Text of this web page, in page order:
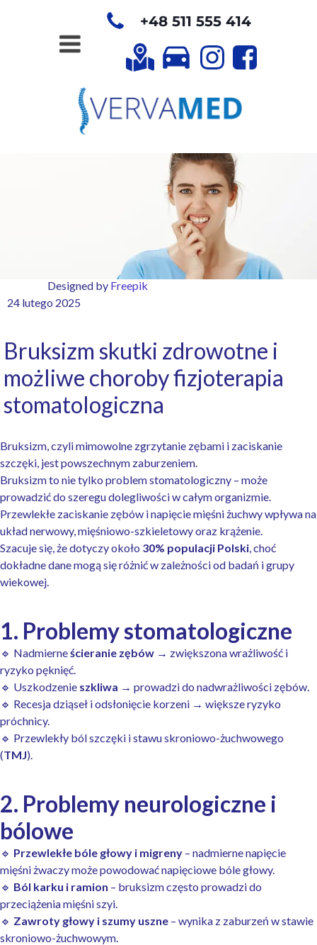
+48 511 555 414
24 lutego 2025
Designed by Freepik
Bruksizm skutki zdrowotne i
możliwe choroby fizjoterapia
stomatologiczna
Bruksizm, czyli mimowolne zgrzytanie zębami i zaciskanie
szczęki, jest powszechnym zaburzeniem.
Bruksizm to nie tylko problem stomatologiczny – może
prowadzić do szeregu dolegliwości w całym organizmie.
Przewlekłe zaciskanie zębów i napięcie mięśni żuchwy wpływa na
układ nerwowy, mięśniowo-szkieletowy oraz krążenie.
Szacuje się, że dotyczy około 30% populacji Polski, choć
dokładne dane mogą się różnić w zależności od badań i grupy
wiekowej.
1. Problemy stomatologiczne
🔹 Nadmierneścieranie zębów → zwiększona wrażliwość i
ryzyko pęknięć.
🔹 Uszkodzenie szkliwa → prowadzi do nadwrażliwości zębów.
🔹 Recesja dziąseł i odsłonięcie korzeni → większe ryzyko
próchnicy.
🔹 Przewlekły ból szczęki i stawu skroniowo-żuchwowego
(TMJ).
2. Problemy neurologiczne i
bólowe
🔹 Przewlekłe bóle głowy i migreny – nadmierne napięcie
mięśni żwaczy może powodować napięciowe bóle głowy.
🔹 Ból karku i ramion – bruksizm często prowadzi do
przeciążenia mięśni szyi.
🔹 Zawroty głowy i szumy uszne – wynika z zaburzeń w stawie
skroniowo-żuchwowym.